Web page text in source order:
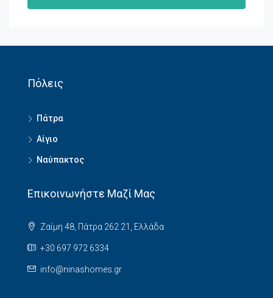
Πόλεις
Πάτρα
Αίγιο
Ναύπακτος
Επικοινωνήστε Μαζί Μας
Ζαίμη 48, Πάτρα 262 21, Ελλάδα
+30 697 972 6334
info@ninashomes.gr